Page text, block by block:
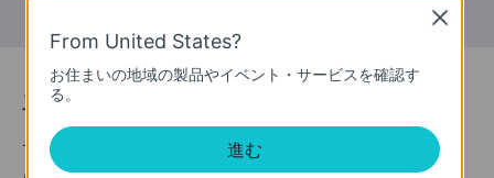
手元操作で、
Tetherアプリからカバー範囲の3段階設定が可能
From United States?
お住まいの地域の製品やイベント・サービスを確認す
る。
進む
Close